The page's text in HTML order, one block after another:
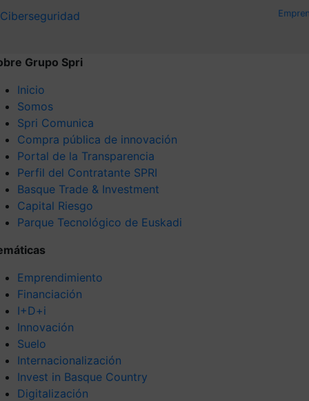
Ciberseguridad
Grupo Spri
Inicio
Somos
Spri Comunica
Compra pública de innovación
Portal de la Transparencia
Perfil del Contratante SPRI
Basque Trade & Investment
Capital Riesgo
Parque Tecnológico de Euskadi
Emprendimiento
Financiación
I+D+i
Innovación
Suelo
Internacionalización
Invest in Basque Country
Digitalización